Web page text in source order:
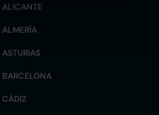
ALICANTE
ALMERÍA
ASTURIAS
BARCELONA
CÁDIZ